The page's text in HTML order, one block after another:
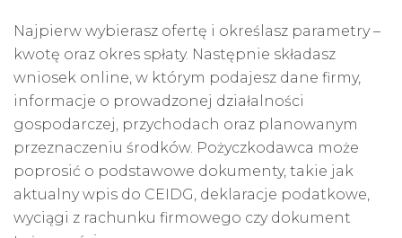
Najpierw wybierasz ofertę i określasz parametry –
kwotę oraz okres spłaty. Następnie składasz
wniosek online, w którym podajesz dane firmy,
informacje o prowadzonej działalności
gospodarczej, przychodach oraz planowanym
przeznaczeniu środków. Pożyczkodawca może
poprosić o podstawowe dokumenty, takie jak
aktualny wpis do CEIDG, deklaracje podatkowe,
wyciągi z rachunku firmowego czy dokument